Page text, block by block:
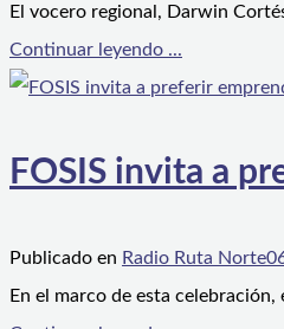
El vocero regional, Darwin
Continuar leyendo ...
FOSIS invita a
Publicado en Radio Ruta Norte
En el marco de esta